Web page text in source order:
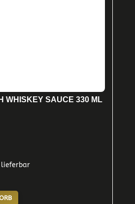
WHISKEY SAUCE 330 ML
lieferbar